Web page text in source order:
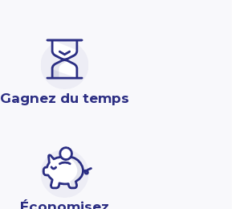
Gagnez du temps